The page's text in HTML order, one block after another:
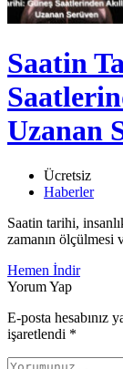
Saatin
Uzanan
Ücretsiz
Haberler
Saatin tarihi,
zamanın ölçülmesi
Hemen İndir
Yorum Yap
E-posta hesabınız
işaretlendi *